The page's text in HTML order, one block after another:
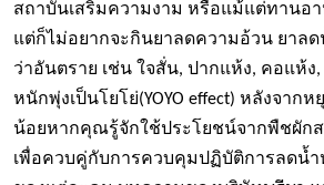
สถาบันเสริมความงาม หรือแม้แต่ทานอ
แต่ก็ไม่อยากจะกินยาลดความอ้วน ยาล
ว่าอันตราย เช่น ใจสั่น, ปากแห้ง, คอแห้ง
หนักพุ่งเป็นโยโย่(YOYO effect) หลังจาก
น้อยหากคุณรู้จักใช้ประโยชน์จากพืชผักส
เพื่อควบคู่กับการควบคุมปฏิบัติการลดน้